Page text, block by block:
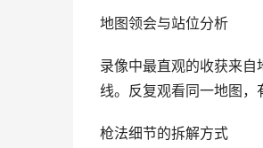
地图领会与站位分析
录像中最直观的收获来
线。反复观看同一地图，
枪法细节的拆解方式